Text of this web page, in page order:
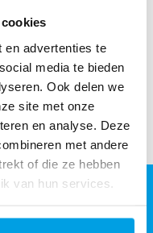
en advertenties te
media te bieden
Ook delen we
site met onze
en analyse. Deze
met andere
of die ze hebben
van hun services.